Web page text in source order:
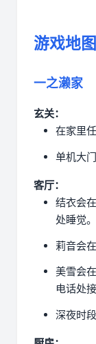
游戏地图
一之濑家
玄关：
在家里
单机大
客厅：
结衣会
处睡觉。
莉音会
美雪会
电话处
深夜时